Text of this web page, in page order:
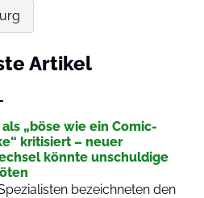
Artikel
„böse wie ein Comic-
kritisiert – neuer
könnte unschuldige
bezeichneten den